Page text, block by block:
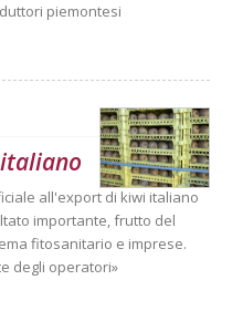
piemontesi
all'export di kiwi italiano
importante, frutto del
fitosanitario e imprese.
degli operatori»